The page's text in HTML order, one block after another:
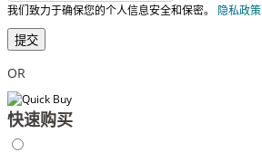
我们致力于确保您的个人信息安全和保密。 隐私政策
提交
OR
快速购买